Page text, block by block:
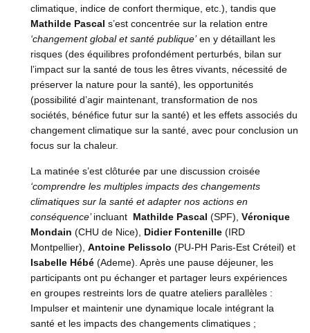
climatique, indice de confort thermique, etc.), tandis que
Mathilde Pascal s’est concentrée sur la relation entre
‘changement global et santé publique’en y détaillant les
risques (des équilibres profondément perturbés, bilan sur
l’impact sur la santé de tous les êtres vivants, nécessité de
préserver la nature pour la santé), les opportunités
(possibilité d’agir maintenant, transformation de nos
sociétés, bénéfice futur sur la santé) et les effets associés du
changement climatique sur la santé, avec pour conclusion un
focus sur la chaleur.
La matinée s’est clôturée par une discussion croisée
‘comprendre les multiples impacts des changements
climatiques sur la santé et adapter nos actions en
conséquence’incluant Mathilde Pascal (SPF), Véronique
Mondain (CHU de Nice), Didier Fontenille(IRD
Montpellier), Antoine Pelissolo (PU-PH Paris-Est Créteil) et
Isabelle Hébé(Ademe). Après une pause déjeuner, les
participants ont pu échanger et partager leurs expériences
en groupes restreints lors de quatre ateliers parallèles :
Impulser et maintenir une dynamique locale intégrant la
santé et les impacts des changements climatiques ;